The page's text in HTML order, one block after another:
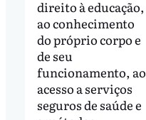
direito à educação,
ao conhecimento
do próprio corpo e
de seu
funcionamento, ao
acesso a serviços
seguros de saúde e